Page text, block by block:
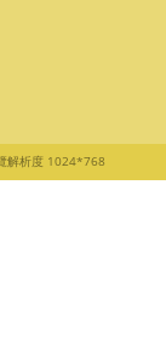
解析度 1024*768